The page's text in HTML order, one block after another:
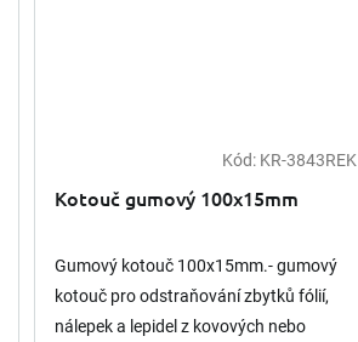
Kód: KR-3843REK
Kotouč gumový 100x15mm
Gumový kotouč 100x15mm.- gumový
kotouč pro odstraňování zbytků fólií,
nálepek a lepidel z kovových nebo